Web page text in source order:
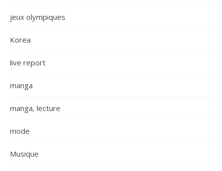
jeux olympiques
Korea
live report
manga
manga, lecture
mode
Musique